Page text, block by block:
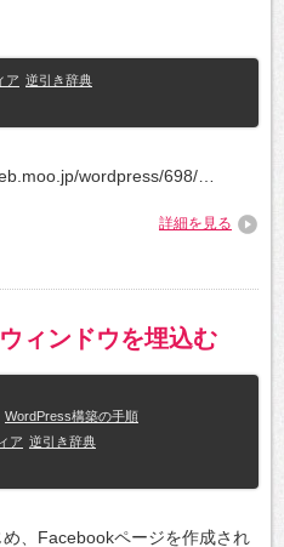
ア 逆引き辞典
wordpress/698/…
詳細を見る
ィンドウを埋込む
WordPress構築の手順
ア 逆引き辞典
、Facebookページを作成され